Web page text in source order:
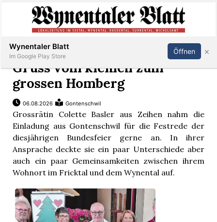
Immobilien
Veranstaltungen
Stellen
Paper
App
Abonnieren Anmelden
Gruss vom kleinen zum
grossen Homberg
06.08.2026 Gontenschwil
Grossrätin Colette Basler aus Zeihen nahm die
Einladung aus Gontenschwil für die Festrede der
diesjährigen Bundesfeier gerne an. In ihrer
Ansprache deckte sie ein paar Unterschiede aber
auch ein paar Gemeinsamkeiten zwischen ihrem
Wohnort im Fricktal und dem Wynental auf.
Wynentaler Blatt
Im Google Play Store
Öffnen ×